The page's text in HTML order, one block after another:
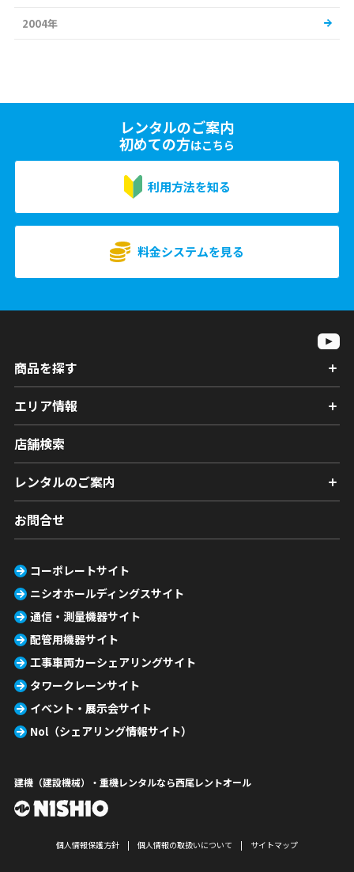
2004年
レンタルのご案内
初めての方はこちら
利用方法を知る
料金システムを見る
商品を探す
エリア情報
店舗検索
レンタルのご案内
お問合せ
コーポレートサイト
ニシオホールディングスサイト
通信・測量機器サイト
配管用機器サイト
工事車両カーシェアリングサイト
タワークレーンサイト
イベント・展示会サイト
Nol（シェアリング情報サイト）
建機（建設機械）・重機レンタルなら西尾レントオール
個人情報保護方針 個人情報の取扱いについて サイトマップ